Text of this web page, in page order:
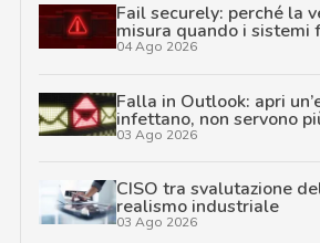
Fail securely: perché la
misura quando i sistemi
04 Ago 2026
Falla in Outlook: apri
infettano, non servono
03 Ago 2026
CISO tra svalutazione
realismo industriale
03 Ago 2026